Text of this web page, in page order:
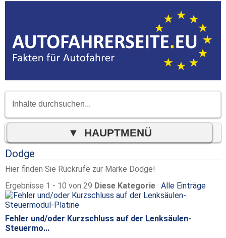
Dodge
Hier finden Sie Rückrufe zur Marke Dodge!
Ergebnisse 1 - 10 von 29 Diese Kategorie · Alle Einträge
Fehler und/oder Kurzschluss auf der Lenksäulen-
Steuermo...